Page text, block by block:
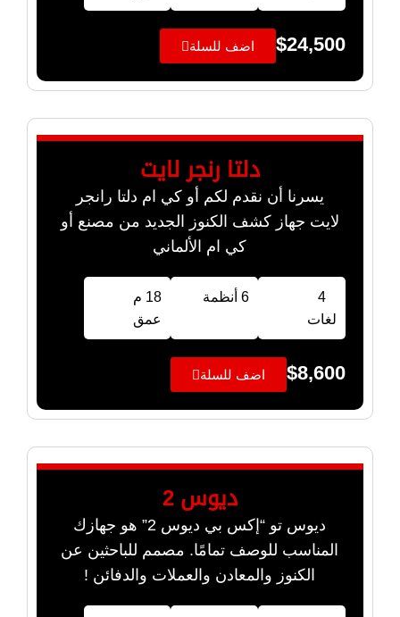
$24,500 اضف للسلة
دلتا رنجر لايت
يسرنا أن نقدم لكم أو كي ام دلتا رانجر
لايت جهاز كشف الكنوز الجديد من مصنع أو
كي ام الألماني
4
لغات
6 أنظمة
18 م
عمق
$8,600 اضف للسلة
ديوس 2
ديوس تو “إكس بي ديوس 2” هو جهازك
المناسب للوصف تمامًا. مصمم للباحثين عن
الكنوز والمعادن والعملات والدفائن !